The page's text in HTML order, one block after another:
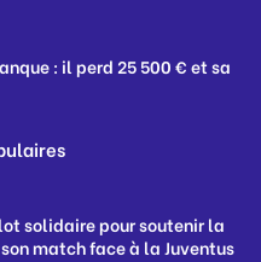
: il perd 25 500 € et sa
solidaire pour soutenir la
match face à la Juventus